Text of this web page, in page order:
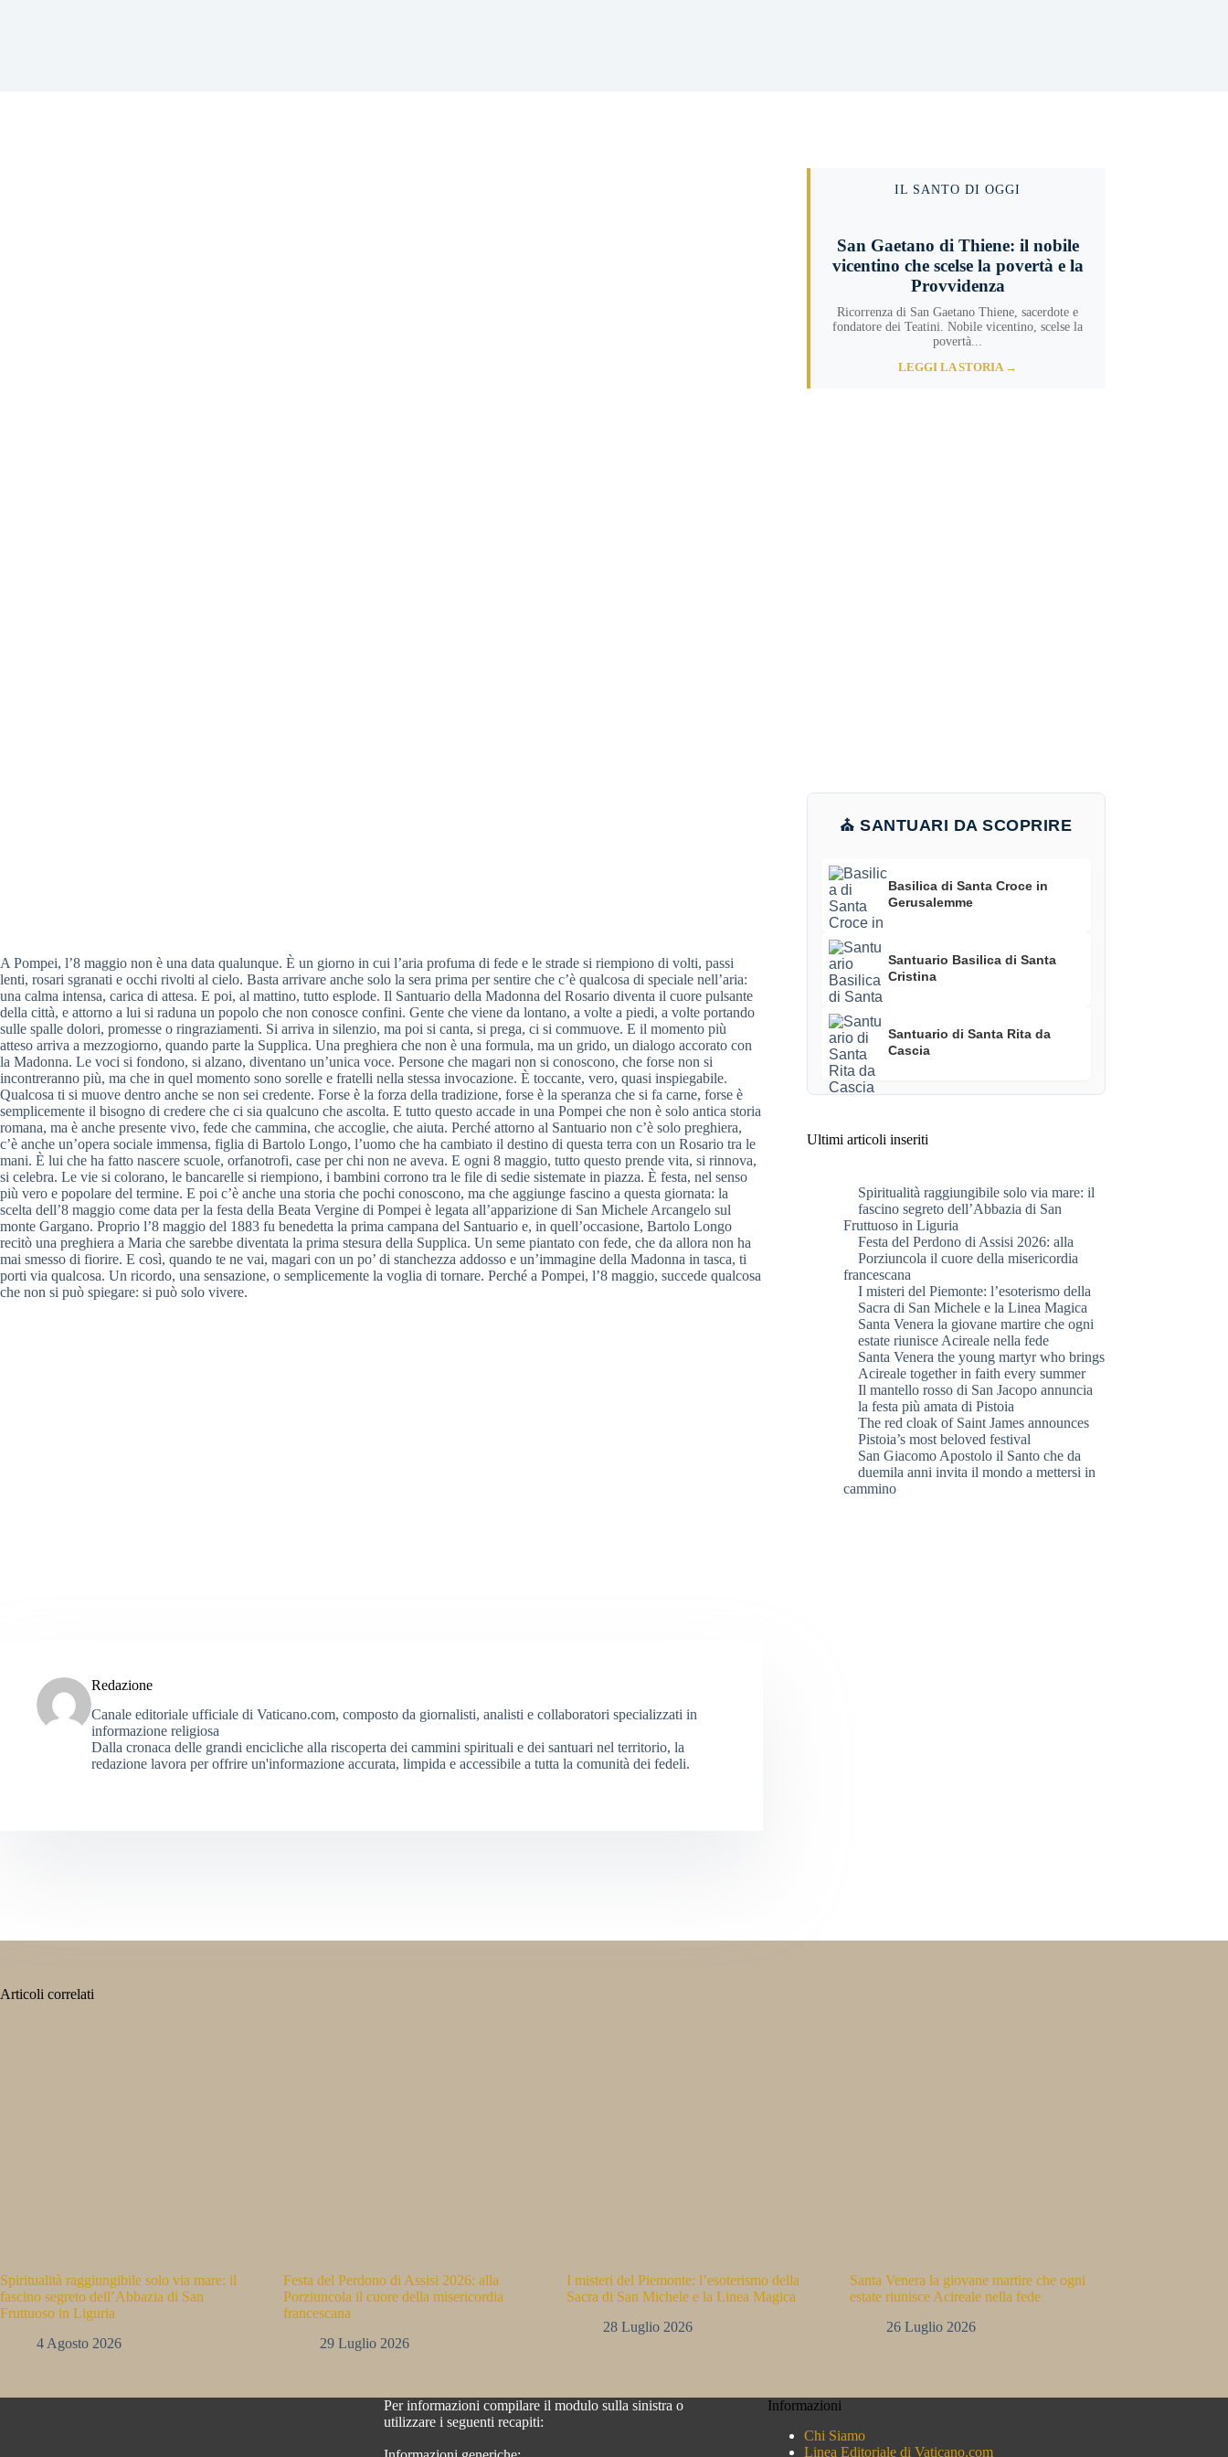
A Pompei, l’8 maggio non è una data qualunque. È un giorno in cui l’aria profuma di fede e le strade si riempiono di volti, passi
lenti, rosari sgranati e occhi rivolti al cielo. Basta arrivare anche solo la sera prima per sentire che c’è qualcosa di speciale nell’aria:
una calma intensa, carica di attesa. E poi, al mattino, tutto esplode. Il Santuario della Madonna del Rosario diventa il cuore pulsante
della città, e attorno a lui si raduna un popolo che non conosce confini. Gente che viene da lontano, a volte a piedi, a volte portando
sulle spalle dolori, promesse o ringraziamenti. Si arriva in silenzio, ma poi si canta, si prega, ci si commuove. E il momento più
atteso arriva a mezzogiorno, quando parte la Supplica. Una preghiera che non è una formula, ma un grido, un dialogo accorato con
la Madonna. Le voci si fondono, si alzano, diventano un’unica voce. Persone che magari non si conoscono, che forse non si
incontreranno più, ma che in quel momento sono sorelle e fratelli nella stessa invocazione. È toccante, vero, quasi inspiegabile.
Qualcosa ti si muove dentro anche se non sei credente. Forse è la forza della tradizione, forse è la speranza che si fa carne, forse è
semplicemente il bisogno di credere che ci sia qualcuno che ascolta. E tutto questo accade in una Pompei che non è solo antica storia
romana, ma è anche presente vivo, fede che cammina, che accoglie, che aiuta. Perché attorno al Santuario non c’è solo preghiera,
c’è anche un’opera sociale immensa, figlia di Bartolo Longo, l’uomo che ha cambiato il destino di questa terra con un Rosario tra le
mani. È lui che ha fatto nascere scuole, orfanotrofi, case per chi non ne aveva. E ogni 8 maggio, tutto questo prende vita, si rinnova,
si celebra. Le vie si colorano, le bancarelle si riempiono, i bambini corrono tra le file di sedie sistemate in piazza. È festa, nel senso
più vero e popolare del termine. E poi c’è anche una storia che pochi conoscono, ma che aggiunge fascino a questa giornata: la
scelta dell’8 maggio come data per la festa della Beata Vergine di Pompei è legata all’apparizione di San Michele Arcangelo sul
monte Gargano. Proprio l’8 maggio del 1883 fu benedetta la prima campana del Santuario e, in quell’occasione, Bartolo Longo
recitò una preghiera a Maria che sarebbe diventata la prima stesura della Supplica. Un seme piantato con fede, che da allora non ha
mai smesso di fiorire. E così, quando te ne vai, magari con un po’ di stanchezza addosso e un’immagine della Madonna in tasca, ti
porti via qualcosa. Un ricordo, una sensazione, o semplicemente la voglia di tornare. Perché a Pompei, l’8 maggio, succede qualcosa
che non si può spiegare: si può solo vivere.
Redazione
Canale editoriale ufficiale di Vaticano.com, composto da giornalisti, analisti e collaboratori specializzati in
informazione religiosa
Dalla cronaca delle grandi encicliche alla riscoperta dei cammini spirituali e dei santuari nel territorio, la
redazione lavora per offrire un'informazione accurata, limpida e accessibile a tutta la comunità dei fedeli.
IL SANTO DI OGGI
San Gaetano di Thiene: il nobile
vicentino che scelse la povertà e la
Provvidenza
Ricorrenza di San Gaetano Thiene, sacerdote e
fondatore dei Teatini. Nobile vicentino, scelse la
povertà...
LEGGI LA STORIA →
⛪ SANTUARI DA SCOPRIRE
Basilica di Santa Croce in
Gerusalemme
Santuario Basilica di Santa
Cristina
Santuario di Santa Rita da
Cascia
Ultimi articoli inseriti
Spiritualità raggiungibile solo via mare: il
fascino segreto dell’Abbazia di San
Fruttuoso in Liguria
Festa del Perdono di Assisi 2026: alla
Porziuncola il cuore della misericordia
francescana
I misteri del Piemonte: l’esoterismo della
Sacra di San Michele e la Linea Magica
Santa Venera la giovane martire che ogni
estate riunisce Acireale nella fede
Santa Venera the young martyr who brings
Acireale together in faith every summer
Il mantello rosso di San Jacopo annuncia
la festa più amata di Pistoia
The red cloak of Saint James announces
Pistoia’s most beloved festival
San Giacomo Apostolo il Santo che da
duemila anni invita il mondo a mettersi in
cammino
Articoli correlati
Spiritualità raggiungibile solo via mare: il
fascino segreto dell’Abbazia di San
Fruttuoso in Liguria
4 Agosto 2026
Festa del Perdono di Assisi 2026: alla
Porziuncola il cuore della misericordia
francescana
29 Luglio 2026
I misteri del Piemonte: l’esoterismo della
Sacra di San Michele e la Linea Magica
28 Luglio 2026
Santa Venera la giovane martire che ogni
estate riunisce Acireale nella fede
26 Luglio 2026
Per informazioni compilare il modulo sulla sinistra o
utilizzare i seguenti recapiti:
Informazioni
Chi Siamo
Linea Editoriale di Vaticano.com